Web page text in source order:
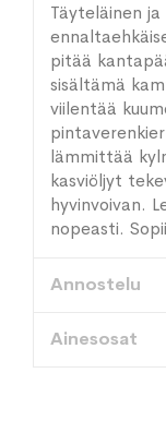
Täyteläinen
pitää
sisältämä
viilentää
lämmittää
kasviöljyt
hyvinvoivan.
nopeasti.
Annostelu
Ainesosat